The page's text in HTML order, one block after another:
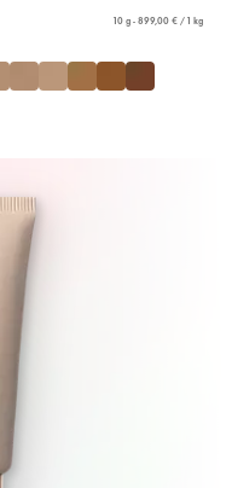
10 g - 899,00 € / 1 kg